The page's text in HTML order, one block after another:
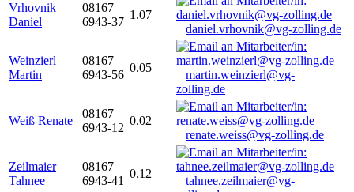
Vrhovnik
Daniel
08167
6943-37
1.07
daniel.vrhovnik@vg-zolling.de
Weinzierl
Martin
08167
6943-56
0.05
martin.weinzierl@vg-
zolling.de
Weiß Renate
08167
6943-12
0.02
renate.weiss@vg-zolling.de
Zeilmaier
Tahnee
08167
6943-41
0.12
tahnee.zeilmaier@vg-